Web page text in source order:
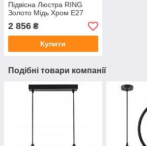
Підвісна Люстра RING
Золото Мідь Хром E27
2 856 ₴
Купити
Подібні товари компанії